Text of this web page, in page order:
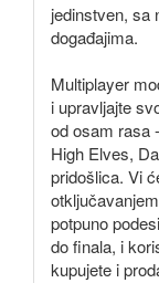
jedinstven, sa
događajima.
Multiplayer
i upravljajte
od osam rasa
High Elves,
pridošlica. Vi
potpuno
do finala, i
kupujete i